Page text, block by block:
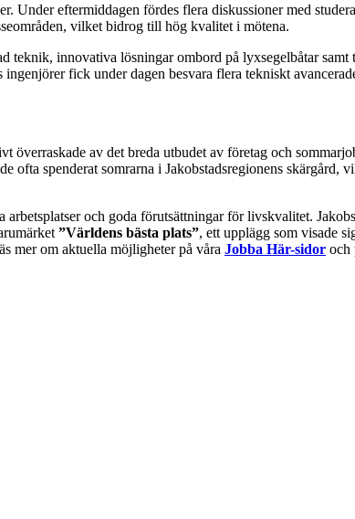
Under eftermiddagen fördes flera diskussioner med
vilket bidrog till hög kvalitet i mötena.
innovativa lösningar ombord på lyxsegelbåtar
fick under dagen besvara flera tekniskt
av det breda utbudet av företag och
ofta spenderat somrarna i Jakobstadsregionens skärgård,
och goda förutsättningar för livskvalitet.
”Världens bästa plats”, ett upplägg som visade
mer om aktuella möjligheter på våra Jobba Här-sidor och